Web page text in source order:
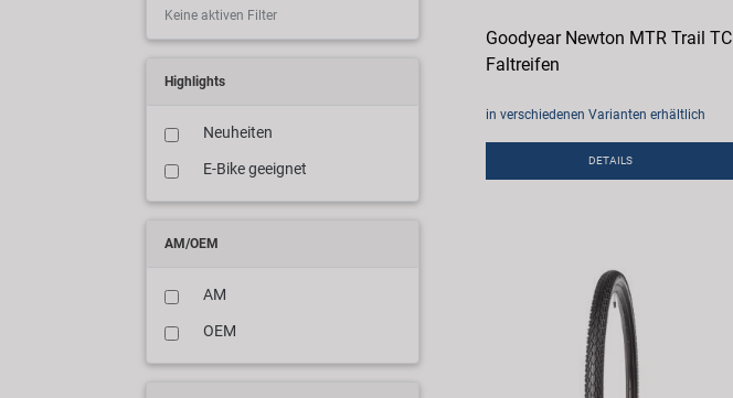
Keine aktiven Filter
Highlights
Neuheiten
E-Bike geeignet
AM/OEM
AM
OEM
Goodyear Newton MTR Trail TC
Faltreifen
in verschiedenen Varianten erhältlich
DETAILS